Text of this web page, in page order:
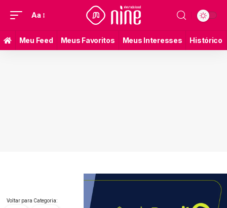
Aa
Meu Feed Meus Favoritos Meus Interesses Histórico
Voltar para Categoria: